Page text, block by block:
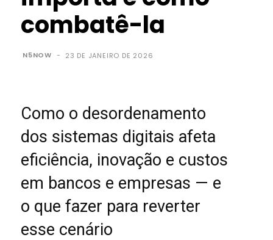
combatê-la
N5NOW - 23 DE JANEIRO DE 2026
Como o desordenamento
dos sistemas digitais afeta
eficiência, inovação e custos
em bancos e empresas — e
o que fazer para reverter
esse cenário